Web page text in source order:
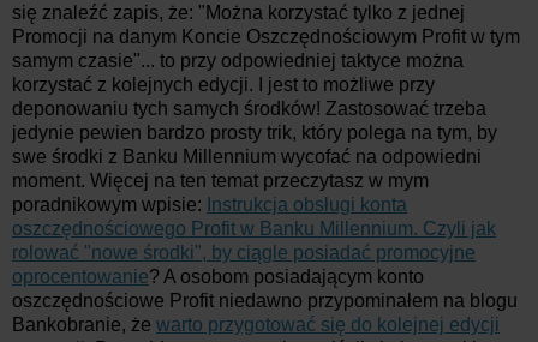
się znaleźć zapis, że: "Można korzystać tylko z jednej
Promocji na danym Koncie Oszczędnościowym Profit w tym
samym czasie"... to przy odpowiedniej taktyce można
korzystać z kolejnych edycji. I jest to możliwe przy
deponowaniu tych samych środków! Zastosować trzeba
jedynie pewien bardzo prosty trik, który polega na tym, by
swe środki z Banku Millennium wycofać na odpowiedni
moment. Więcej na ten temat przeczytasz w mym
poradnikowym wpisie: Instrukcja obsługi konta
oszczędnościowego Profit w Banku Millennium. Czyli jak
rolować "nowe środki", by ciągle posiadać promocyjne
oprocentowanie? A osobom posiadającym konto
oszczędnościowe Profit niedawno przypominałem na blogu
Bankobranie, że warto przygotować się do kolejnej edycji